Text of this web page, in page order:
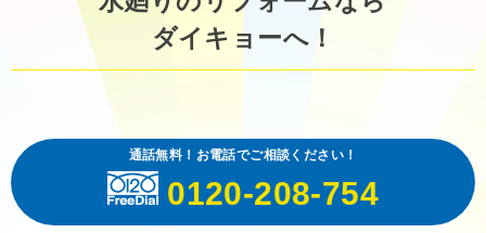
ダイキョーへ！
通話無料！お電話でご相談ください！
0120-208-754